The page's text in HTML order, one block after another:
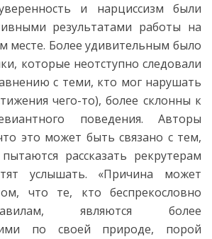
и нарциссизм были
результатами работы на
месте. Более удивительным было
которые неотступно следовали
с теми, кто мог нарушать
чего-то), более склонны к
поведения. Авторы
это может быть связано с тем,
рассказать рекрутерам
услышать. «Причина может
что те, кто беспрекословно
являются более
по своей природе, порой